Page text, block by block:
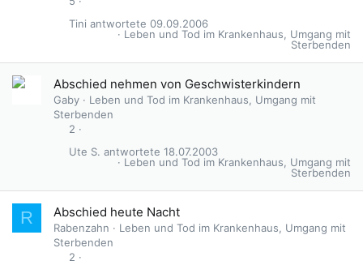
Leben und Tod im Krankenhaus, Umgang mit
Sterbenden
09.09.2006
Tini
Abschied nehmen von Geschwisterkindern
Gaby
Leben und Tod im Krankenhaus, Umgang mit
Sterbenden
2
Leben und Tod im Krankenhaus, Umgang mit
Sterbenden
18.07.2003
Ute S.
R Abschied heute Nacht
Rabenzahn
Leben und Tod im Krankenhaus, Umgang mit
Sterbenden
2